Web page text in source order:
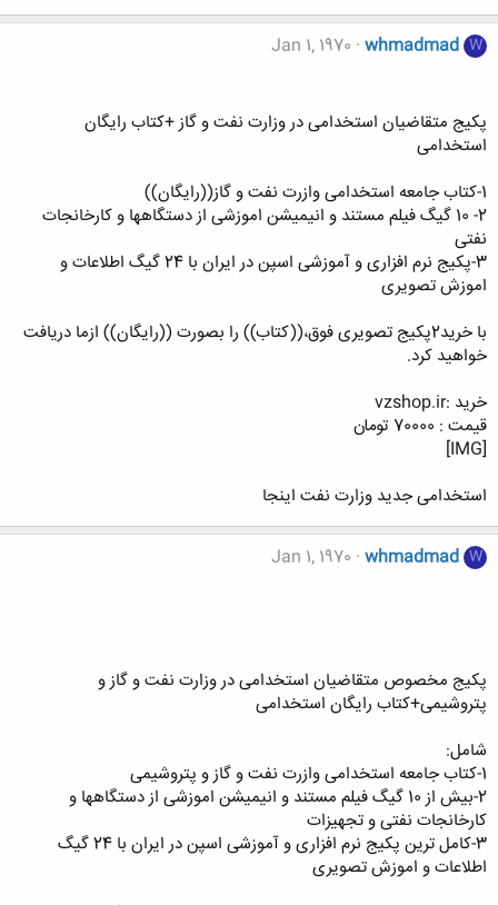
W
whmadmad
Jan 1, 1970
پکیج متقاضیان استخدامی در وزارت نفت و گاز +کتاب رایگان
استخدامی
1-کتاب جامعه استخدامی وازرت نفت و گاز((رایگان))
2- 10 گیگ فیلم مستند و انیمیشن اموزشی از دستگاهها و کارخانجات
نفتی
3-پکیج نرم افزاری و آموزشی اسپن در ایران با 24 گیگ اطلاعات و
اموزش تصویری
با خرید2پکیج تصویری فوق،((کتاب)) را بصورت ((رایگان)) ازما دریافت
خواهید کرد.
خرید :vzshop.ir
قیمت : 70000 تومان
[IMG]
استخدامی جدید وزارت نفت اینجا
W
whmadmad
Jan 1, 1970
پکیج مخصوص متقاضیان استخدامی در وزارت نفت و گاز و
پتروشیمی+کتاب رایگان استخدامی
شامل:
1-کتاب جامعه استخدامی وازرت نفت و گاز و پتروشیمی
2-بیش از 10 گیگ فیلم مستند و انیمیشن اموزشی از دستگاهها و
کارخانجات نفتی و تجهیزات
3-کامل ترین پکیج نرم افزاری و آموزشی اسپن در ایران با 24 گیگ
اطلاعات و اموزش تصویری